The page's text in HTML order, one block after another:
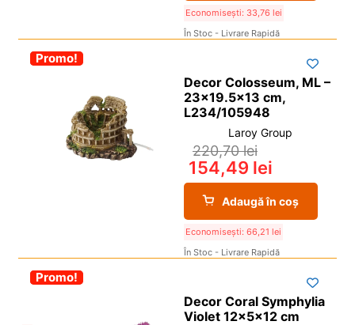
Economisești: 33,76 lei
În Stoc - Livrare Rapidă
-30%
Promo!
Decor Colosseum, ML –
23×19.5×13 cm,
L234/105948
Laroy Group
220,70lei
154,49 lei
Adaugă în coș
Economisești: 66,21 lei
În Stoc - Livrare Rapidă
-30%
Promo!
Decor Coral Symphylia
Violet 12x5x12 cm